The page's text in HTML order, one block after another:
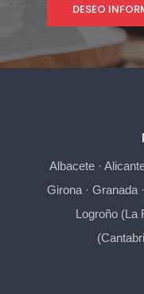
DESEO
Albacete·
Girona· Granada·
Logroño (La